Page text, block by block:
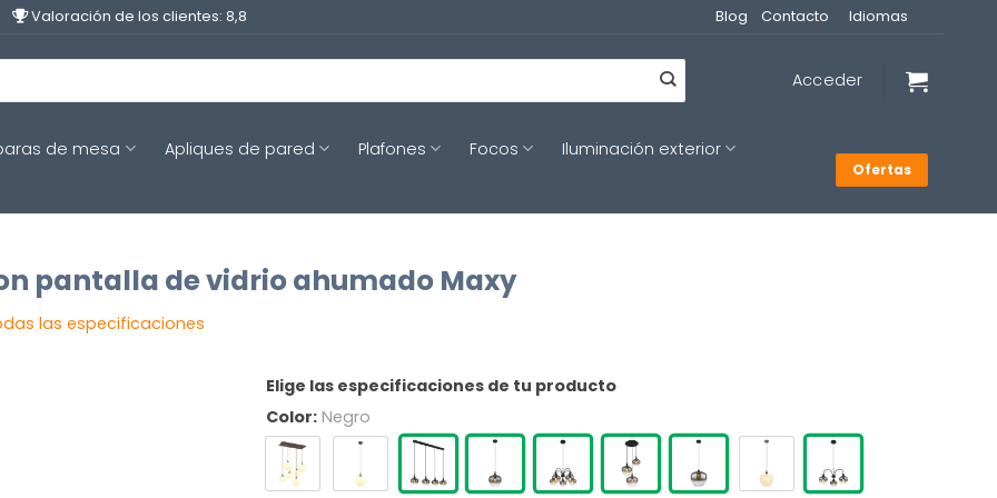
Valoración de los clientes: 8,8 Blog Contacto Idiomas
Acceder
de mesa Apliques de pared Plafones Focos
Iluminación exterior
Ofertas
pantalla de vidrio ahumado Maxy
las especificaciones
Elige las especificaciones de tu producto
Color: Negro